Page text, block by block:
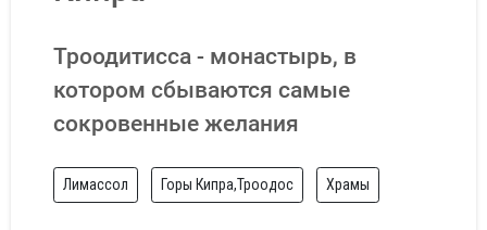
Троодитисса - монастырь, в
котором сбываются самые
сокровенные желания
Лимассол Горы Кипра,Троодос Храмы